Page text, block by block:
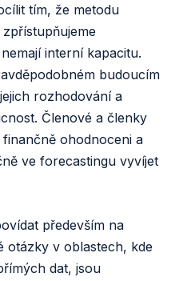
tím, že metodu
interní kapacitu.
budoucím
rozhodování a
Členové a členky
ohodnoceni a
ve forecastingu vyvíjet
především na
otázky v oblastech, kde
dat, jsou